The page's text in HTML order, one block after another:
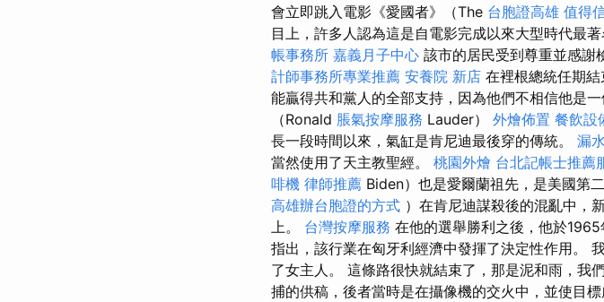
會立即跳入電影《愛國者》（The 台胞證高雄 值得
目上，許多人認為這是自電影完成以來大型時代最著
帳事務所 嘉義月子中心 該市的居民受到尊重並感謝
計師事務所專業推薦 安養院 新店 在裡根總統任期
能贏得共和黨人的全部支持，因為他們不相信他是
（Ronald 脹氣按摩服務 Lauder） 外燴佈置 餐飲設
長一段時間以來，氣缸是肯尼迪最後穿的傳統。 漏
當然使用了天主教聖經。 桃園外燴 台北記帳士推薦
啡機 律師推薦 Biden）也是愛爾蘭祖先，是美國第
高雄辦台胞證的方式 ）在肯尼迪謀殺後的混亂中，
上。 台灣按摩服務 在他的選舉勝利之後，他於
指出，該行業在匈牙利經濟中發揮了決定性作用。
了女主人。 這條路很快就結束了，那是泥和雨，我
捕的供稿，後者當時是在攝像機的交火中，並使目標